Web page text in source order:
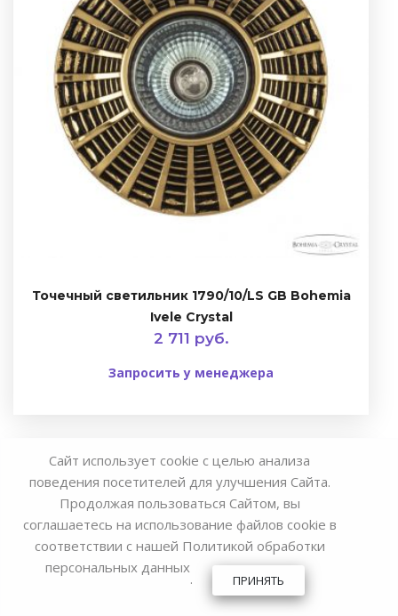
Точечный светильник 1790/10/LS GB Bohemia
Ivele Crystal
2 711 руб.
Запросить у менеджера
Сайт использует cookie с целью анализа
поведения посетителей для улучшения Сайта.
Продолжая пользоваться Сайтом, вы
соглашаетесь на использование файлов cookie в
соответствии с нашей Политикой обработки
персональных данных
. ПРИНЯТЬ